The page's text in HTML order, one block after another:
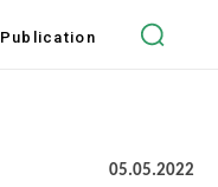
Publication
05.05.2022